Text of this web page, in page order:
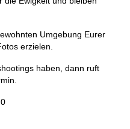
Umgebung Eurer
erzielen.
haben, dann ruft